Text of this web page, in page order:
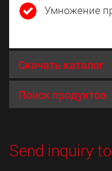
Умножение
Скачать каталог
Поиск продуктов
Send inquiry